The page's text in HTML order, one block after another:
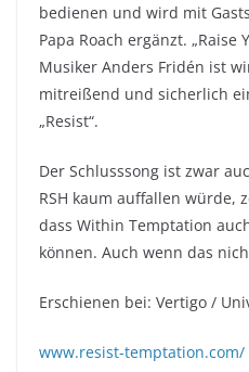
bedienen und wird mit
Papa Roach ergänzt. „Raise
Musiker Anders Fridén ist
mitreißend und sicherlich
„Resist“.
Der Schlusssong ist zwar
RSH kaum auffallen würde,
dass Within Temptation
können. Auch wenn das
Erschienen bei: Vertigo /
www.resist-temptation.com/